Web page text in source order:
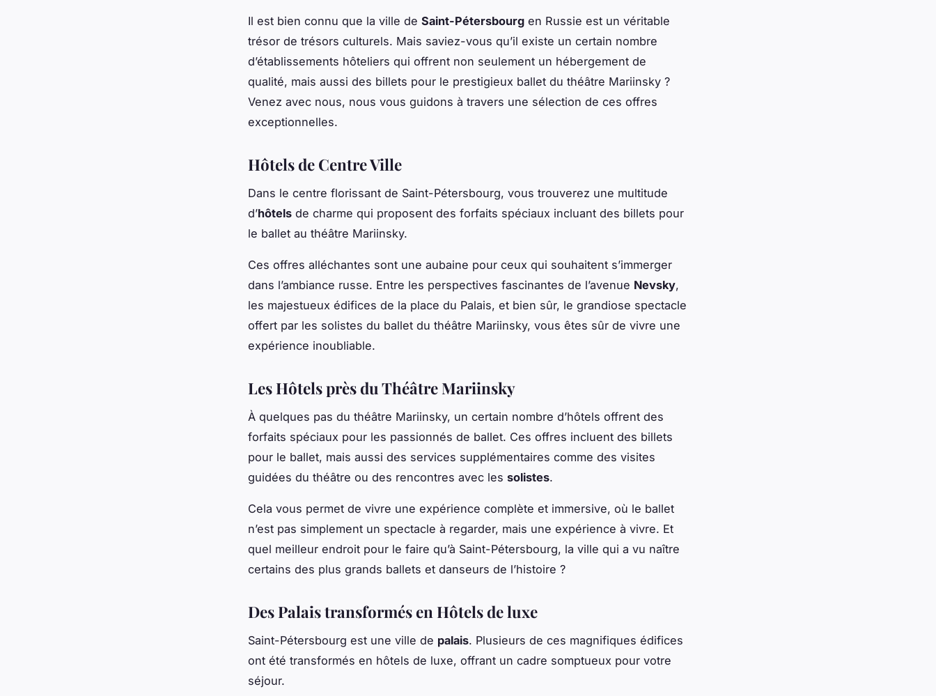
Il est bien connu que la ville de Saint-Pétersbourg en Russie est un véritable
trésor de trésors culturels. Mais saviez-vous qu’il existe un certain nombre
d’établissements hôteliers qui offrent non seulement un hébergement de
qualité, mais aussi des billets pour le prestigieux ballet du théâtre Mariinsky ?
Venez avec nous, nous vous guidons à travers une sélection de ces offres
exceptionnelles.
Hôtels de Centre Ville
Dans le centre florissant de Saint-Pétersbourg, vous trouverez une multitude
d’hôtels de charme qui proposent des forfaits spéciaux incluant des billets pour
le ballet au théâtre Mariinsky.
Ces offres alléchantes sont une aubaine pour ceux qui souhaitent s’immerger
dans l’ambiance russe. Entre les perspectives fascinantes de l’avenue Nevsky,
les majestueux édifices de la place du Palais, et bien sûr, le grandiose spectacle
offert par les solistes du ballet du théâtre Mariinsky, vous êtes sûr de vivre une
expérience inoubliable.
Les Hôtels près du Théâtre Mariinsky
À quelques pas du théâtre Mariinsky, un certain nombre d’hôtels offrent des
forfaits spéciaux pour les passionnés de ballet. Ces offres incluent des billets
pour le ballet, mais aussi des services supplémentaires comme des visites
guidées du théâtre ou des rencontres avec les solistes.
Cela vous permet de vivre une expérience complète et immersive, où le ballet
n’est pas simplement un spectacle à regarder, mais une expérience à vivre. Et
quel meilleur endroit pour le faire qu’à Saint-Pétersbourg, la ville qui a vu naître
certains des plus grands ballets et danseurs de l’histoire ?
Des Palais transformés en Hôtels de luxe
Saint-Pétersbourg est une ville de palais. Plusieurs de ces magnifiques édifices
ont été transformés en hôtels de luxe, offrant un cadre somptueux pour votre
séjour.